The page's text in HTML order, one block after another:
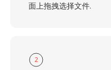
面上拖拽选择文件.
2